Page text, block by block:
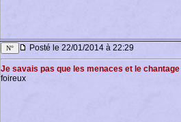
Posté le 22/01/2014 à 22:29
Je savais pas que les menaces et le
foireux